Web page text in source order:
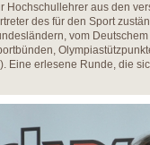
Hochschullehrer aus den
des für den Sport
vom
Eine erlesene Runde, die